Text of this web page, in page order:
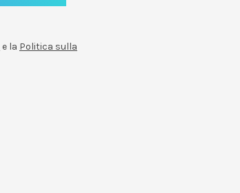
e la Politica sulla